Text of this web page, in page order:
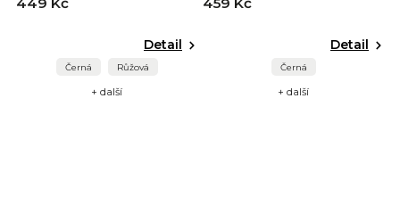
Detail
Černá Růžová
+ další
Detail
Černá
+ další